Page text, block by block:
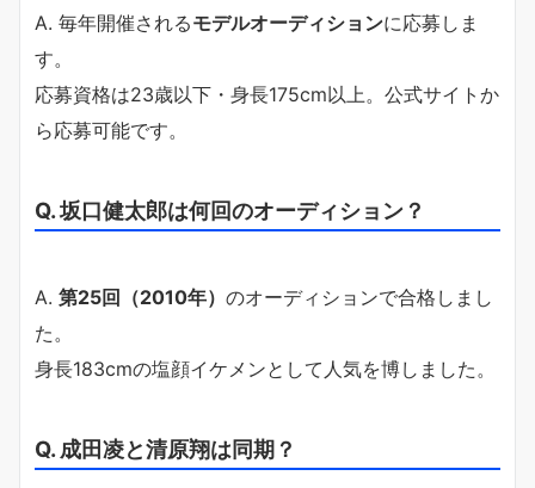
A. 毎年開催されるモデルオーディションに応募しま
す。
応募資格は23歳以下・身長175cm以上。公式サイトか
ら応募可能です。
Q. 坂口健太郎は何回のオーディション？
A. 第25回（2010年） のオーディションで合格しまし
た。
身長183cmの塩顔イケメンとして人気を博しました。
Q. 成田凌と清原翔は同期？